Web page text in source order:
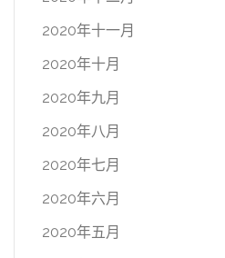
2020年十一月
2020年十月
2020年九月
2020年八月
2020年七月
2020年六月
2020年五月